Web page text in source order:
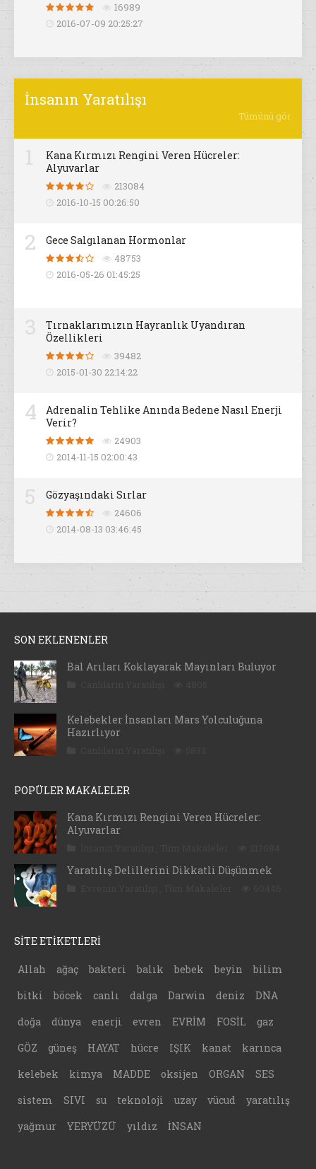
16989
2016-07-09 20:25:27
İnsanın Yaratılışı
Tümünü gör
Kana Kırmızı Rengini Veren Hücreler:
Alyuvarlar
213084
2016-10-15 00:26:50
2 Gece Salgılanan Hormonlar
48753
2016-05-26 01:45:25
Tırnaklarımızın Hayranlık Uyandıran
Özellikleri
39482
2015-01-30 22:14:22
4
Adrenalin Tehlike Anında Bedene Nasıl Enerji
Verir?
24903
2014-11-15 02:00:43
Gözyaşındaki Sırlar
24606
2014-08-13 03:46:45
SON EKLENENLER
Bal Arıları Koklayarak Mayınları Buluyor
Kelebekler İnsanları Mars Yolculuğuna
Hazırlıyor
POPÜLER MAKALELER
Kana Kırmızı Rengini Veren Hücreler:
Alyuvarlar
Yaratılış Delillerini Dikkatli Düşünmek
SİTE ETİKETLERİ
Allah ağaç bakteri balık bebek beyin
bilim
bitki
böcek canlı dalga Darwin deniz
DNA
doğa
dünya enerji evren EVRİM FOSİL
gaz
GÖZ
güneş HAYAT hücre IŞIK kanat
karınca
kelebek
kimya MADDE oksijen ORGAN
SES
sistem
SIVI su teknoloji uzay vücud
yaratılış
yağmur
YERYÜZÜ yıldız İNSAN